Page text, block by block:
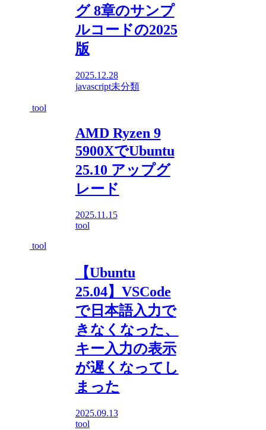
グ 8章のサンプ
ルコードの2025
版
2025.12.28
javascript未分類
tool
AMD Ryzen 9
5900XでUbuntu
25.10 アップグ
レード
2025.11.15
tool
tool
【Ubuntu
25.04】VSCode
で日本語入力で
きなくなった、
キー入力の表示
が遅くなってし
まった
2025.09.13
tool